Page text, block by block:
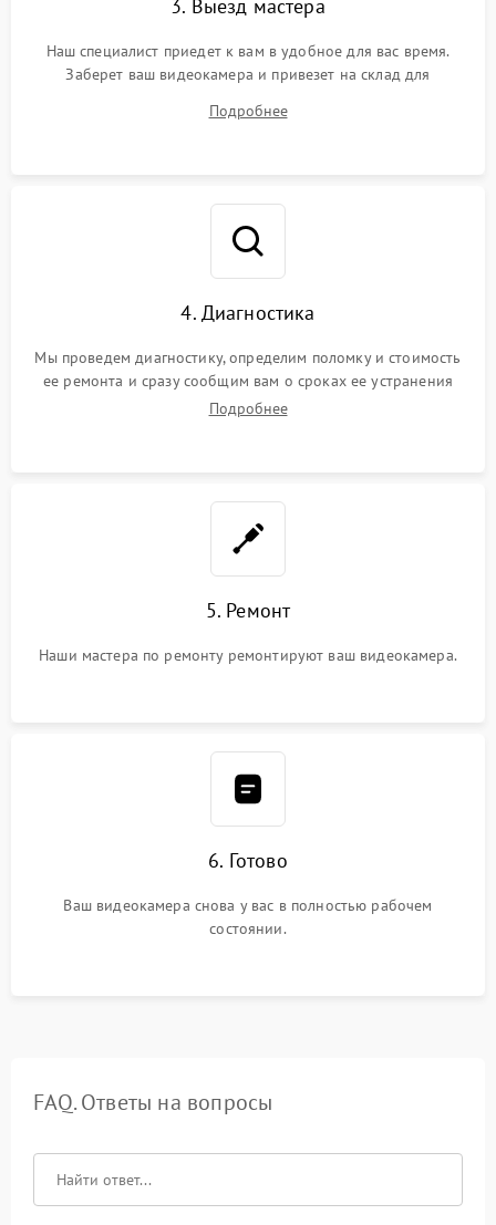
3. Выезд мастера
Наш специалист приедет к вам в удобное для вас время.
Заберет ваш видеокамера и привезет на склад для
Подробнее
4. Диагностика
Мы проведем диагностику, определим поломку и стоимость
ее ремонта и сразу сообщим вам о сроках ее устранения
Подробнее
5. Ремонт
Наши мастера по ремонту ремонтируют ваш видеокамера.
6. Готово
Ваш видеокамера снова у вас в полностью рабочем
состоянии.
FAQ. Ответы на вопросы